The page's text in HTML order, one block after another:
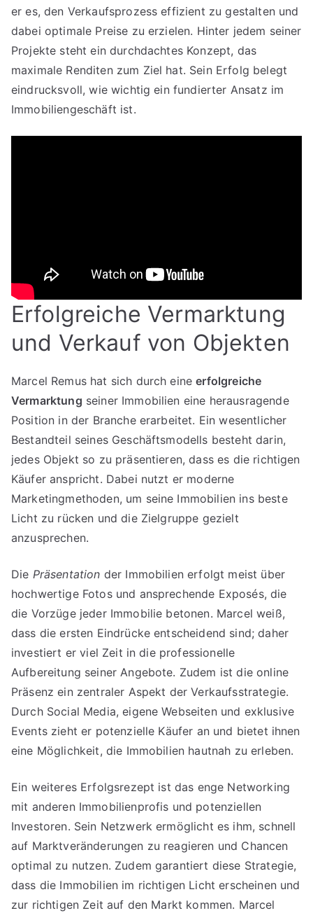
er es, den Verkaufsprozess effizient zu gestalten und
dabei optimale Preise zu erzielen. Hinter jedem seiner
Projekte steht ein durchdachtes Konzept, das
maximale Renditen zum Ziel hat. Sein Erfolg belegt
eindrucksvoll, wie wichtig ein fundierter Ansatz im
Immobiliengeschäft ist.
Erfolgreiche Vermarktung
und Verkauf von Objekten
Marcel Remus hat sich durch eineerfolgreiche
Vermarktung seiner Immobilien eine herausragende
Position in der Branche erarbeitet. Ein wesentlicher
Bestandteil seines Geschäftsmodells besteht darin,
jedes Objekt so zu präsentieren, dass es die richtigen
Käufer anspricht. Dabei nutzt er moderne
Marketingmethoden, um seine Immobilien ins beste
Licht zu rücken und die Zielgruppe gezielt
anzusprechen.
Die Präsentation der Immobilien erfolgt meist über
hochwertige Fotos und ansprechende Exposés, die
die Vorzüge jeder Immobilie betonen. Marcel weiß,
dass die ersten Eindrücke entscheidend sind; daher
investiert er viel Zeit in die professionelle
Aufbereitung seiner Angebote. Zudem ist die online
Präsenz ein zentraler Aspekt der Verkaufsstrategie.
Durch Social Media, eigene Webseiten und exklusive
Events zieht er potenzielle Käufer an und bietet ihnen
eine Möglichkeit, die Immobilien hautnah zu erleben.
Ein weiteres Erfolgsrezept ist das enge Networking
mit anderen Immobilienprofis und potenziellen
Investoren. Sein Netzwerk ermöglicht es ihm, schnell
auf Marktveränderungen zu reagieren und Chancen
optimal zu nutzen. Zudem garantiert diese Strategie,
dass die Immobilien im richtigen Licht erscheinen und
zur richtigen Zeit auf den Markt kommen. Marcel